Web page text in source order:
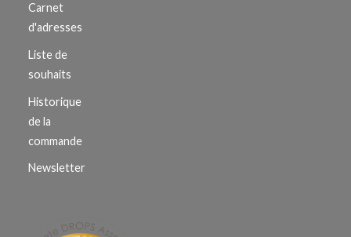
Carnet
d'adresses
Liste de
souhaits
Historique
de la
commande
Newsletter